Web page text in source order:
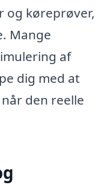
køreprøver,
Mange
af
dig med at
den reelle